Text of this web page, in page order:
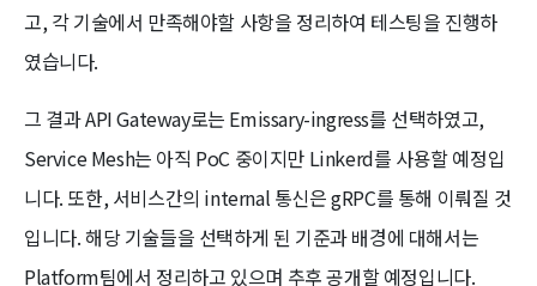
고, 각 기술에서 만족해야할 사항을 정리하여 테스팅을 진행하
였습니다.
그 결과 API Gateway로는 Emissary-ingress를 선택하였고,
Service Mesh는 아직 PoC 중이지만 Linkerd를 사용할 예정입
니다. 또한, 서비스간의 internal 통신은 gRPC를 통해 이뤄질 것
입니다. 해당 기술들을 선택하게 된 기준과 배경에 대해서는
Platform팀에서 정리하고 있으며 추후 공개할 예정입니다.